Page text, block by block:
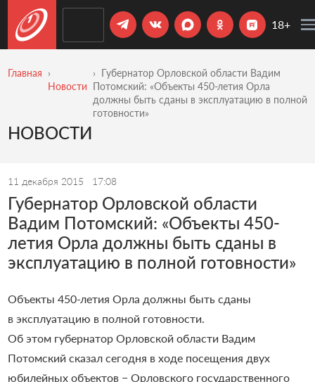
18+
Главная
Новости
Губернатор Орловской области Вадим
Потомский: «Объекты 450-летия Орла
должны быть сданы в эксплуатацию в полной
готовности»
НОВОСТИ
11 декабря 2015 17:08
Губернатор Орловской области
Вадим Потомский: «Объекты 450-
летия Орла должны быть сданы в
эксплуатацию в полной готовности»
Объекты 450-летия Орла должны быть сданы
в эксплуатацию в полной готовности.
Об этом губернатор Орловской области Вадим
Потомский сказал сегодня в ходе посещения двух
юбилейных объектов − Орловского государственного